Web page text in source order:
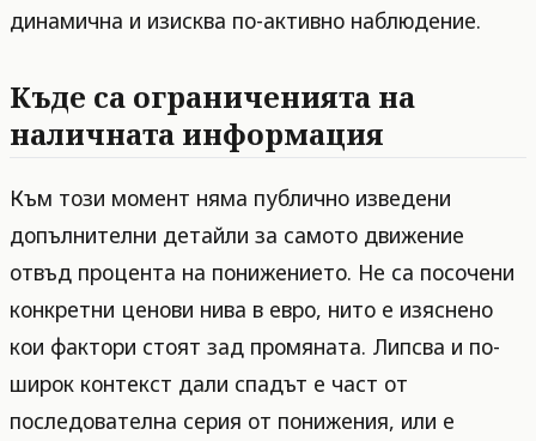
динамична и изисква по-активно наблюдение.
Къде са ограниченията на
наличната информация
Към този момент няма публично изведени
допълнителни детайли за самото движение
отвъд процента на понижението. Не са посочени
конкретни ценови нива в евро, нито е изяснено
кои фактори стоят зад промяната. Липсва и по-
широк контекст дали спадът е част от
последователна серия от понижения, или е